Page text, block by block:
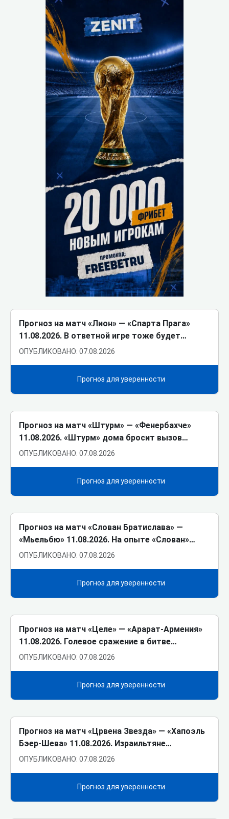
Прогноз на матч «Лион» ― «Спарта Прага»
11.08.2026. В ответной игре тоже будет…
ОПУБЛИКОВАНО: 07.08.2026
Прогноз для уверенности
Прогноз на матч «Штурм» ― «Фенербахче»
11.08.2026. «Штурм» дома бросит вызов…
ОПУБЛИКОВАНО: 07.08.2026
Прогноз для уверенности
Прогноз на матч «Слован Братислава» ―
«Мьельбю» 11.08.2026. На опыте «Слован»…
ОПУБЛИКОВАНО: 07.08.2026
Прогноз для уверенности
Прогноз на матч «Целе» ― «Арарат-Армения»
11.08.2026. Голевое сражение в битве…
ОПУБЛИКОВАНО: 07.08.2026
Прогноз для уверенности
Прогноз на матч «Црвена Звезда» ― «Хапоэль
Бэер-Шева» 11.08.2026. Израильтяне…
ОПУБЛИКОВАНО: 07.08.2026
Прогноз для уверенности